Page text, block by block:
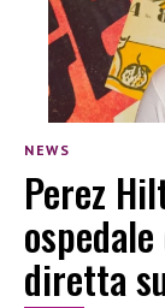
NEWS
Perez
diretta